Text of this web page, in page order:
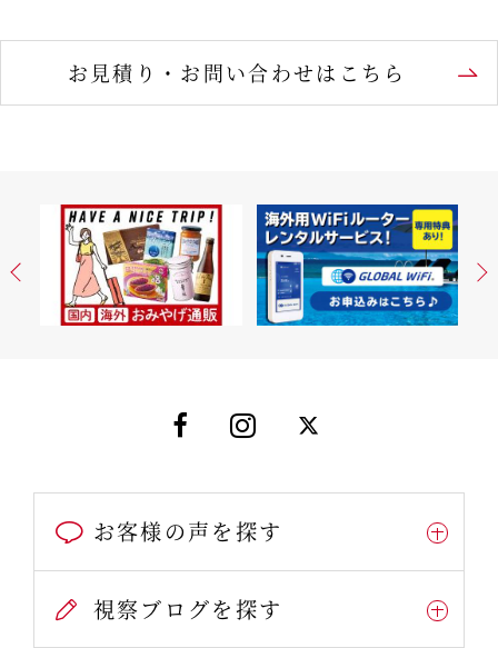
お見積り・お問い合わせはこちら
お客様の声を探す
視察ブログを探す